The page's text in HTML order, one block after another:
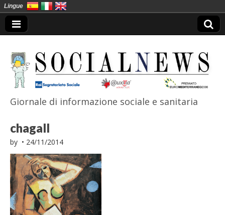
SocialNews
Giornale di informazione sociale e sanitaria
chagall
by • 24/11/2014
Lingue